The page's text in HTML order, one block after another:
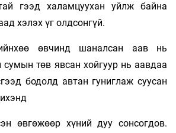
гээд халамцуухан уйлж байна
хэлэх үг олдсонгүй.
өвчинд шаналсан аав нь
сумын төв явсан хойгуур нь аавдаа
бодолд автан гуниглаж суусан
өвгөжөөр хүний дуу сонсогдов.